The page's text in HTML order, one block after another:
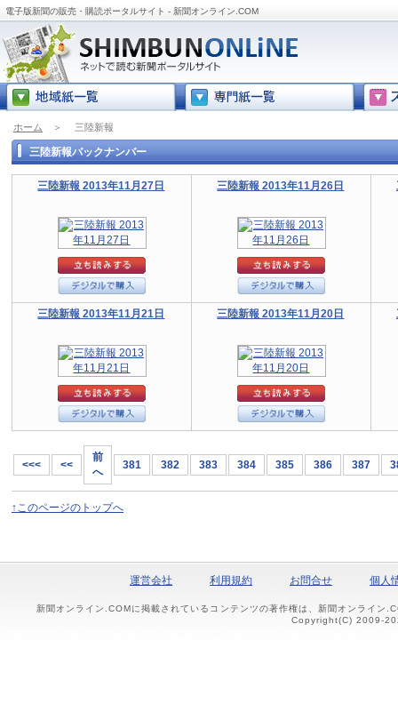
電子版新聞の販売・購読ポータルサイト - 新聞オンライン.COM
ホーム ＞ 三陸新報
三陸新報バックナンバー
三陸新報 2013年11月27日 三陸新報 2013年11月26日
三陸新報 2013年11月21日 三陸新報 2013年11月20日
<<< <<
前
へ
381 382 383 384 385 386 387
↑このページのトップへ
運営会社 利用規約 お問合せ 個人
新聞オンライン.COMに掲載されているコンテンツの著作権は、新聞オンライン
Copyright(C) 2009-